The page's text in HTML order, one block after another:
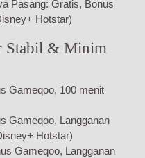
Pasang: Gratis, Bonus
Hotstar)
Stabil & Minim
Gameqoo, 100 menit
Gameqoo, Langganan
Hotstar)
Gameqoo, Langganan